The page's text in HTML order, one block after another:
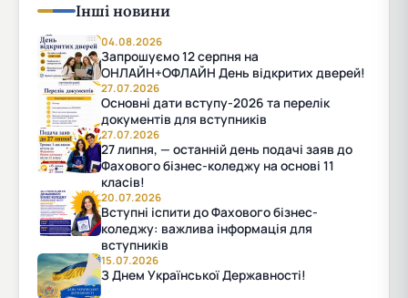
Інші новини
04.08.2026
Запрошуємо 12 серпня на
ОНЛАЙН+ОФЛАЙН День відкритих дверей!
27.07.2026
Основні дати вступу-2026 та перелік
документів для вступників
27.07.2026
27 липня, — останній день подачі заяв до
Фахового бізнес-коледжу на основі 11
класів!
20.07.2026
Вступні іспити до Фахового бізнес-
коледжу: важлива інформація для
вступників
15.07.2026
З Днем Української Державності!